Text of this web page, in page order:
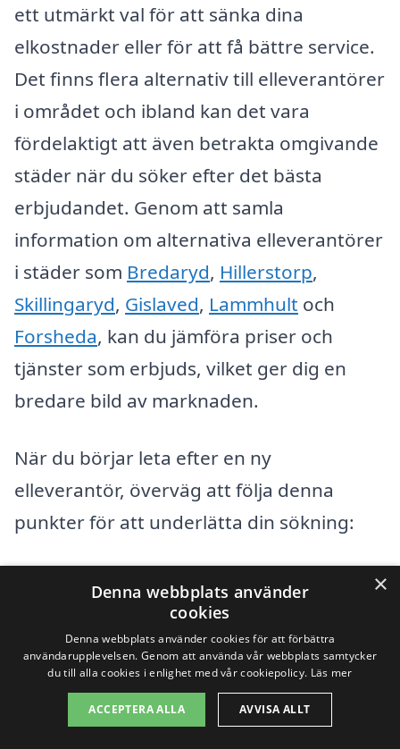
ett utmärkt val för att sänka dina
elkostnader eller för att få bättre service.
Det finns flera alternativ till elleverantörer
i området och ibland kan det vara
fördelaktigt att även betrakta omgivande
städer när du söker efter det bästa
erbjudandet. Genom att samla
information om alternativa elleverantörer
i städer som Bredaryd, Hillerstorp,
Skillingaryd, Gislaved, Lammhult och
Forsheda, kan du jämföra priser och
tjänster som erbjuds, vilket ger dig en
bredare bild av marknaden.
När du börjar leta efter en ny
elleverantör, överväg att följa denna
punkter för att underlätta din sökning:
plattformar som xn--byta-elleverantr-
0wb.se för att få flera offerter från
olika aktörer.
Kontrollera kundrecensioner: Se vad
×
Denna webbplats använder
cookies
Denna webbplats använder cookies för att förbättra
användarupplevelsen. Genom att använda vår webbplats samtycker
du till alla cookies i enlighet med vår cookiepolicy. Läs mer
ACCEPTERA ALLA AVVISA ALLT